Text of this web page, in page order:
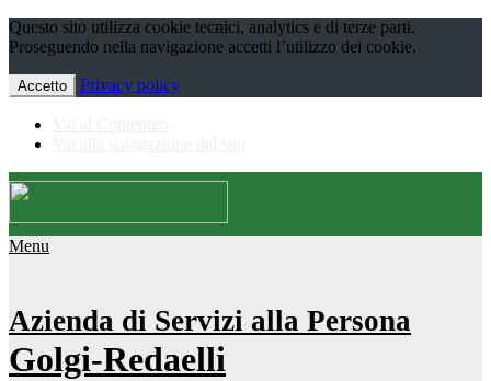
Questo sito utilizza cookie tecnici, analytics e di terze parti.
Proseguendo nella navigazione accetti l’utilizzo dei cookie.
Accetto Privacy policy
Menu
Azienda di Servizi alla Persona
Golgi-Redaelli